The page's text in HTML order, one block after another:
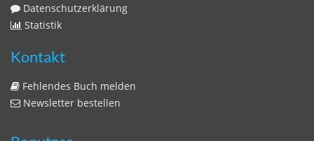
Datenschutzerklärung
Statistik
Kontakt
Fehlendes Buch melden
Newsletter bestellen